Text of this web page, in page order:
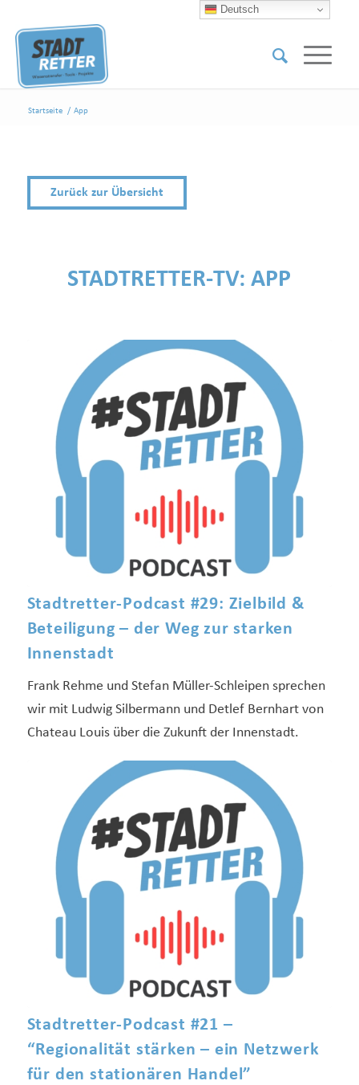
Startseite / App
Zurück zur Übersicht
STADTRETTER-TV:APP
Stadtretter-Podcast #29: Zielbild &
Beteiligung – der Weg zur starken
Innenstadt
Frank Rehme und Stefan Müller-Schleipen sprechen
wir mit Ludwig Silbermann und Detlef Bernhart von
Chateau Louis über die Zukunft der Innenstadt.
Stadtretter-Podcast #21 –
“Regionalität stärken – ein Netzwerk
für den stationären Handel”
Deutsch